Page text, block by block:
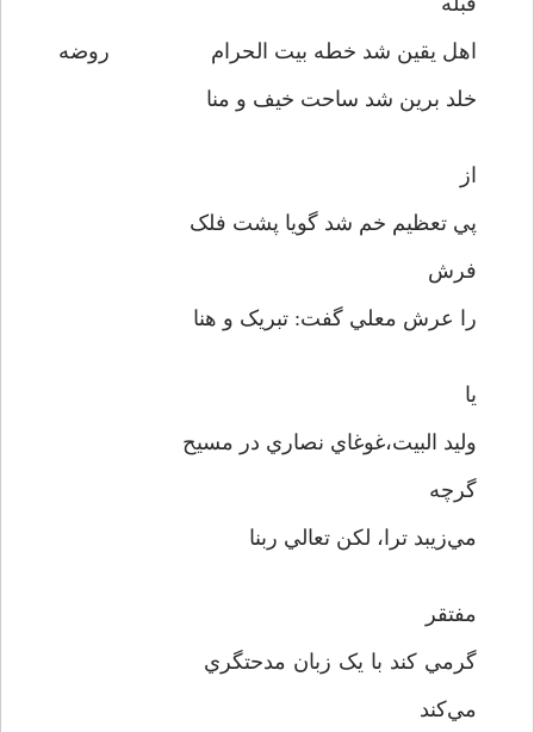
اهل يقين شد خطه بيت الحرام روضه
خلد برين شد ساحت خيف و منا
از
پي تعظيم خم شد گويا پشت فلک
فرش
را عرش معلي گفت: تبريک و هنا
يا
وليد البيت،غوغاي نصاري در مسيح
گرچه
مي‌زيبد ترا، لکن تعالي ربنا
مفتقر
گرمي کند با يک زبان مدحتگري
مي‌کند